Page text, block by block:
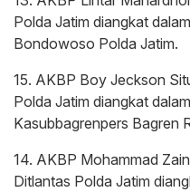
Polda Jatim diangkat
Bondowoso Polda Jatim.
15. AKBP Boy Jeckson
Polda Jatim diangkat
Kasubbagrenpers Bagren
14. AKBP Mohammad
Ditlantas Polda Jatim